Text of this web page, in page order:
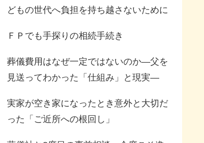
どもの世代へ負担を持ち越さないために
ＦＰでも手探りの相続手続き
葬儀費用はなぜ一定ではないのか—父を
見送ってわかった「仕組み」と現実—
実家が空き家になったとき意外と大切だ
った「ご近所への根回し」